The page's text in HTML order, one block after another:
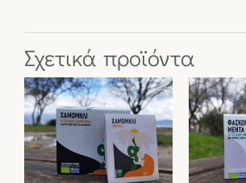
Σχετικά προϊόντα